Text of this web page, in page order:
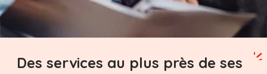
Des services au plus près de ses